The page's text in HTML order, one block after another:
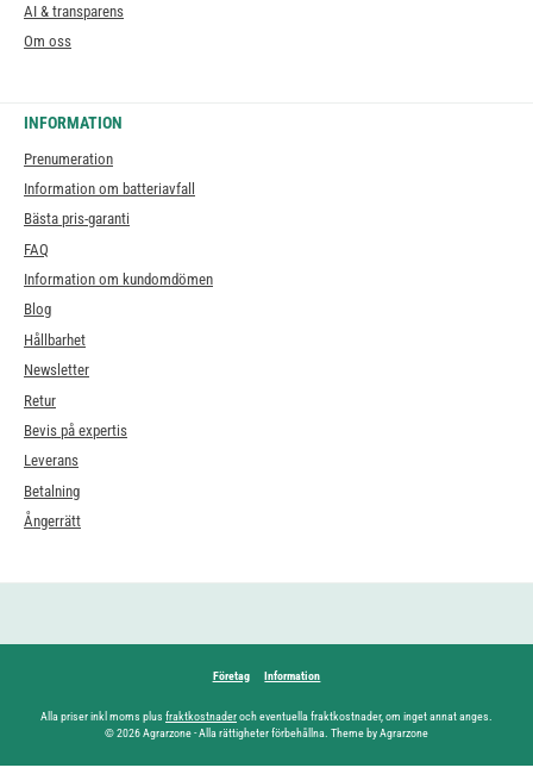
AI & transparens
Om oss
INFORMATION
Prenumeration
Information om batteriavfall
Bästa pris-garanti
FAQ
Information om kundomdömen
Blog
Hållbarhet
Newsletter
Retur
Bevis på expertis
Leverans
Betalning
Ångerrätt
Företag Information
Alla priser inkl moms plus fraktkostnaderoch eventuella fraktkostnader, om inget annat anges.
© 2026 Agrarzone - Alla rättigheter förbehållna. Theme by Agrarzone